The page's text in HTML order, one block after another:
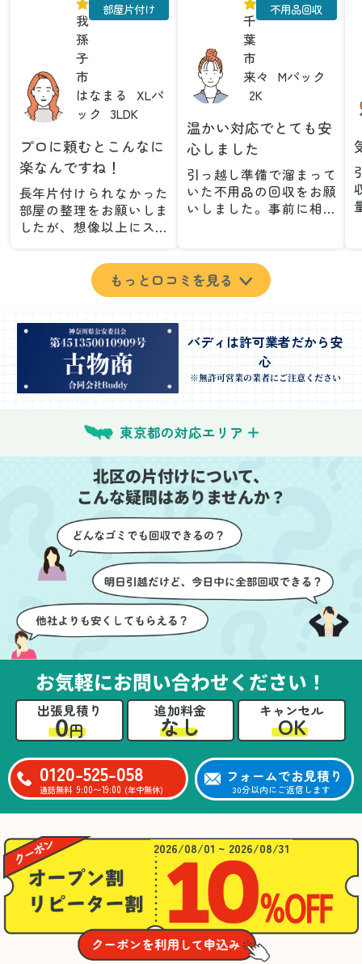
我
孫
子
市
はなまる
XLパ
ック
3LDK
部屋片付け
プロに頼むとこんなに
楽なんですね！
長年片付けられなかった
部屋の整理をお願いしま
したが、想像以上にスム
が集めた物や古い家具が
多く、自分たちだけでは
どうにもならない状態で
んが手際よく片付けてく
れたので、部屋が驚くほ
どスッキリしました。自
分では手が回らなかった
場所も含め、プロの力を
特に、物が散乱していた
イテムの仕分けを迅速か
つ丁寧に対応していただ
けたのがありがたかった
です。家族それぞれが必
要なものを確認しながら
進めることができ、安心
感を持って作業をお任せ
できました。さらに、作
業終了後には部屋全体を
清掃していただき、まる
で新しい家のような清潔
感に感動しました。
千
葉
市
来々
Mパック
2K
不用品回収
温かい対応でとても安
心しました
引っ越し準備で溜まって
いた不用品の回収をお願
いしました。事前に相談
とができました。特に、
古い家具や壊れた家電な
ど、処分が難しいものが
きました。
当日は2名のスタッフが来
てくださり、作業の流れ
ちらも安心感を持って作
壁や床を傷つけないよう
に細心の注意を払ってい
ただき、家全体がスムー
ズに片付いていくのがと
ても嬉しかったです。作
業が終わった後には、こ
ちらからお願いしなくて
も部屋を簡単に清掃して
いただけたのも好印象で
した。
いても教えていただき、
今後の片付けにも役立つ
知識が増えました。また
何かあれば、ぜひお願い
心のこもったサービスを
ありがとうございまし
た。
もっと口コミを見る
バディは許可業者だから安
心
※無許可営業の業者にご注意ください
東京都の対応エリア
北区の片付けについて、
こんな疑問はありませんか？
お気軽にお問い合わせください！
出張見積り
0円
追加料金
なし
キャンセル
OK
0120-525-058
通話無料 9:00〜19:00 (年中無休)
フォームでお見積り
30分以内にご返信します
2026/08/01 ~ 2026/08/31